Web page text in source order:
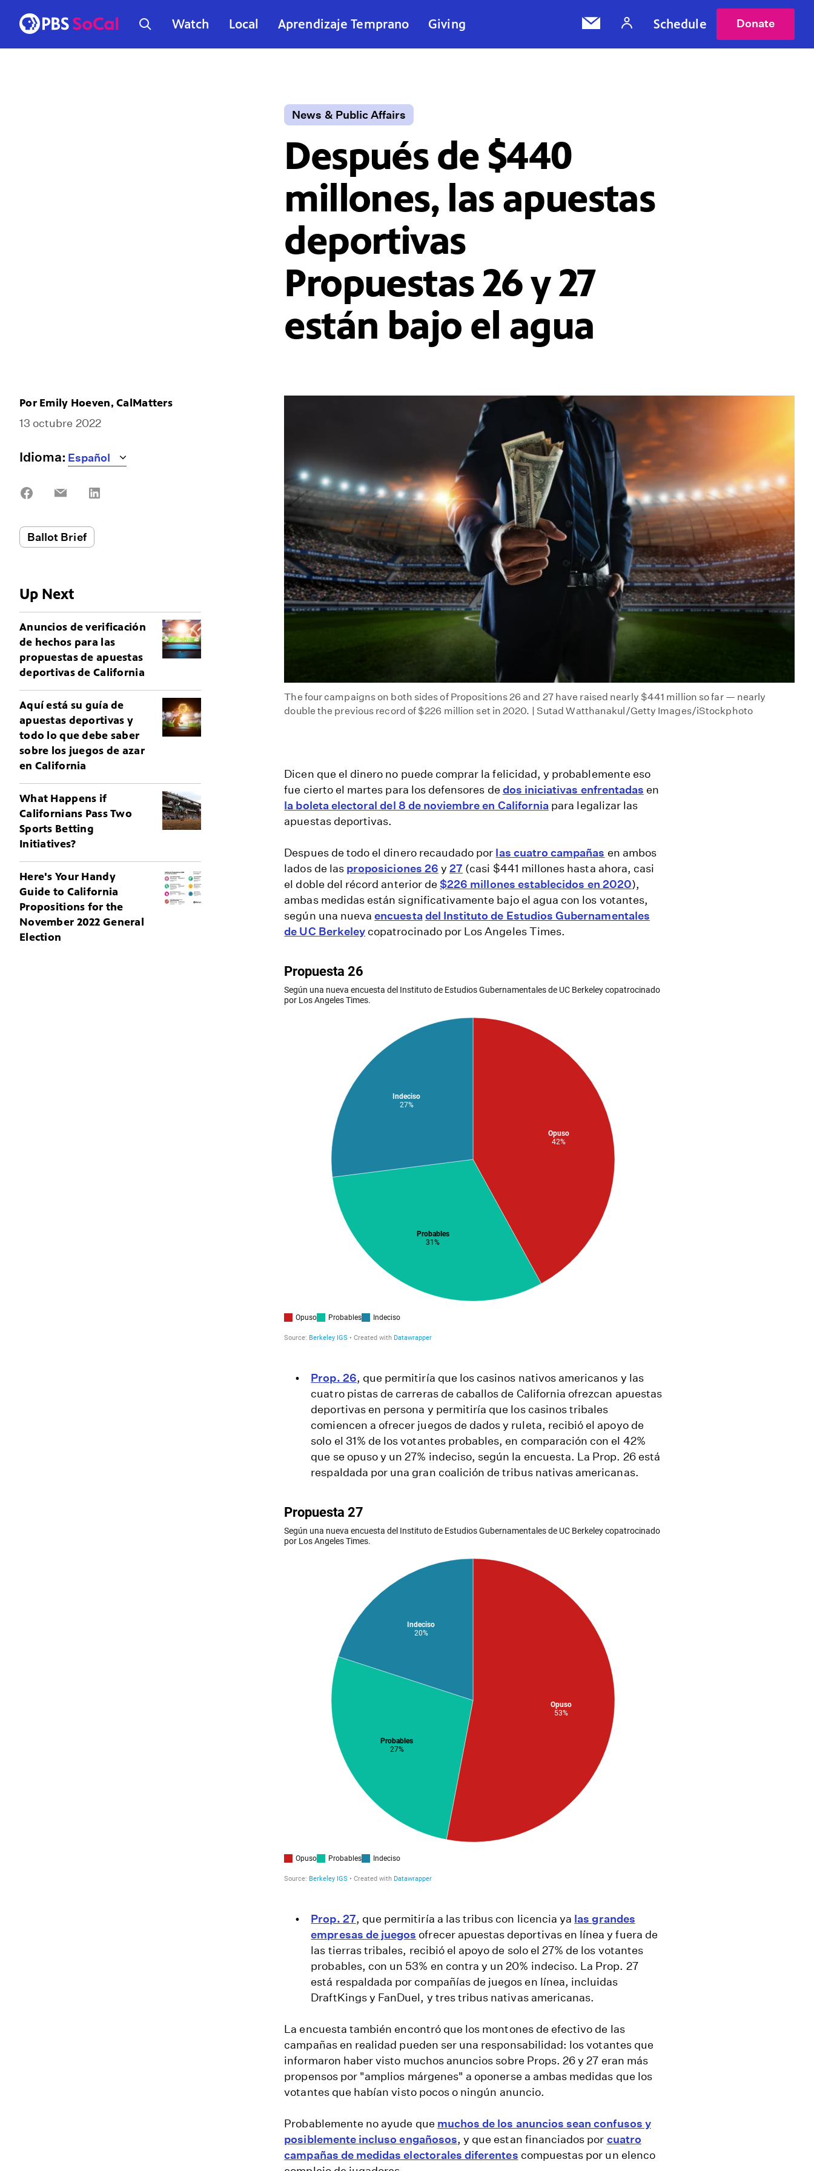
Watch Local Aprendizaje Temprano Giving Schedule Donate
News & Public Affairs
Después de $440
millones, las apuestas
deportivas
Propuestas 26 y 27
están bajo el agua
Por Emily Hoeven, CalMatters
13 octubre 2022
Idioma:
Share
Share
Ballot Brief
Up Next
Anuncios de verificación
de hechos para las
propuestas de apuestas
deportivas de California
Aquí está su guía de
apuestas deportivas y
todo lo que debe saber
sobre los juegos de azar
en California
What Happens if
Californians Pass Two
Sports Betting
Initiatives?
Here's Your Handy
Guide to California
Propositions for the
November 2022 General
Election
The four campaigns on both sides of Propositions 26 and 27 have raised nearly $441 million so far — nearly
double the previous record of $226 million set in 2020. | Sutad Watthanakul/Getty Images/iStockphoto
Dicen que el dinero no puede comprar la felicidad, y probablemente eso
fue cierto el martes para los defensores de dos iniciativas enfrentadas en
la boleta electoral del 8 de noviembre en California para legalizar las
apuestas deportivas.
Despues de todo el dinero recaudado por las cuatro campañas en ambos
lados de las proposiciones 26 y27 (casi $441 millones hasta ahora, casi
el doble del récord anterior de$226 millones establecidos en 2020),
ambas medidas están significativamente bajo el agua con los votantes,
según una nuevaencuesta del Instituto de Estudios Gubernamentales
de UC Berkeley copatrocinado por Los Angeles Times.
Prop. 26, que permitiría que los casinos nativos americanos y las
cuatro pistas de carreras de caballos de California ofrezcan apuestas
deportivas en persona y permitiría que los casinos tribales
comiencen a ofrecer juegos de dados y ruleta, recibió el apoyo de
solo el 31% de los votantes probables, en comparación con el 42%
que se opuso y un 27% indeciso, según la encuesta. La Prop. 26 está
respaldada por una gran coalición de tribus nativas americanas.
Prop. 27, que permitiría a las tribus con licencia ya las grandes
empresas de juegos ofrecer apuestas deportivas en línea y fuera de
las tierras tribales, recibió el apoyo de solo el 27% de los votantes
probables, con un 53% en contra y un 20% indeciso. La Prop. 27
está respaldada por compañías de juegos en línea, incluidas
DraftKings y FanDuel, y tres tribus nativas americanas.
La encuesta también encontró que los montones de efectivo de las
campañas en realidad pueden ser una responsabilidad: los votantes que
informaron haber visto muchos anuncios sobre Props. 26 y 27 eran más
propensos por "amplios márgenes" a oponerse a ambas medidas que los
votantes que habían visto pocos o ningún anuncio.
Probablemente no ayude que muchos de los anuncios sean confusos y
posiblemente incluso engañosos, y que estan financiados por cuatro
campañas de medidas electorales diferentes compuestas por un elenco